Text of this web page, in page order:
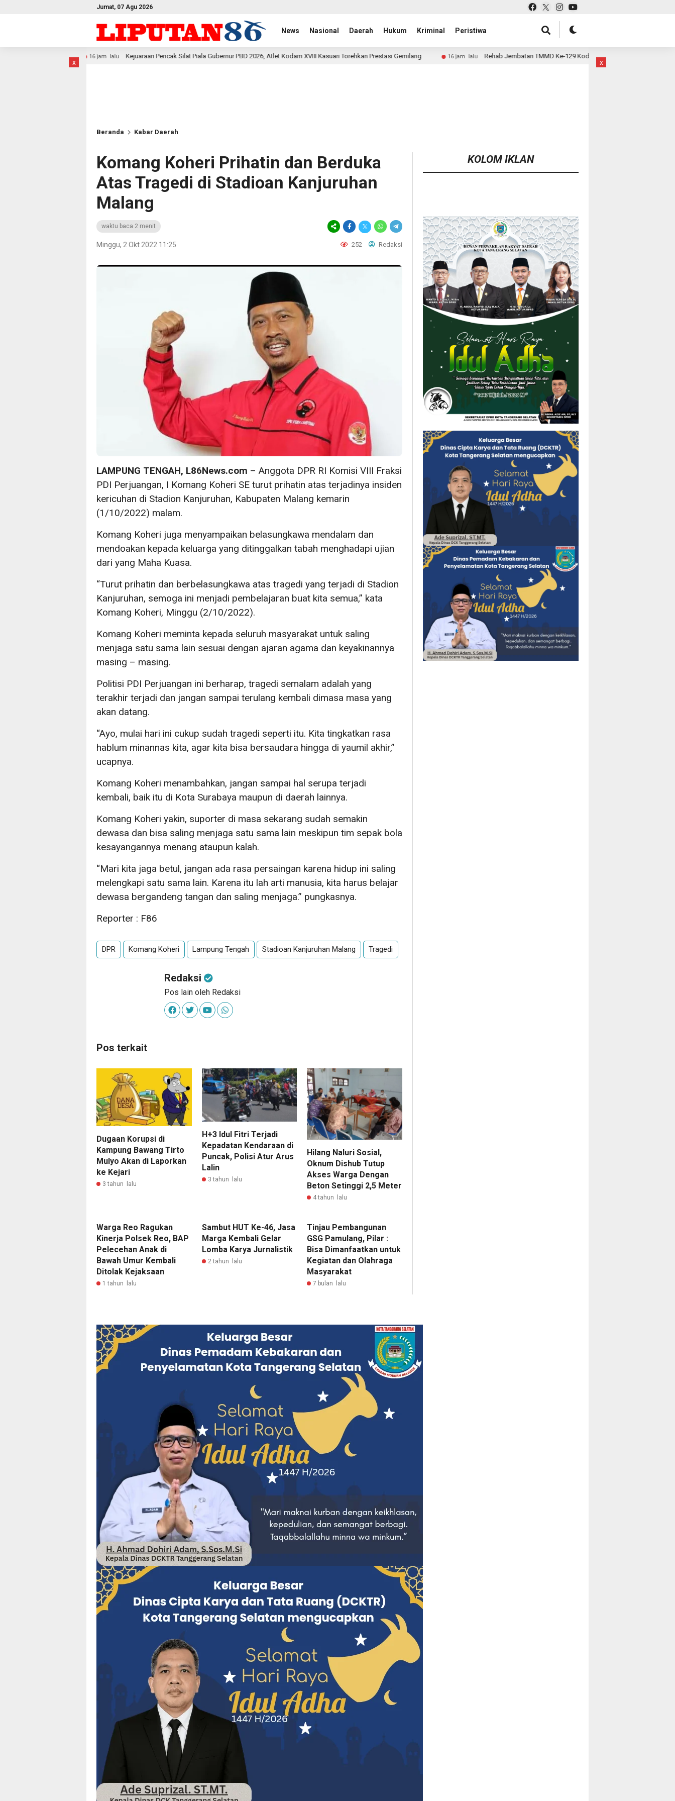
Jumat, 07 Agu 2026
News Nasional Daerah Hukum Kriminal Peristiwa
x
Kejuaraan Pencak Silat Piala Gubernur PBD 2026, Atlet Kodam XVIII Kasuari Torehkan Prestasi Gemilang 16 jam lalu Rehab Jembatan TMMD Ke-129 Kodim 1807/Sorsel Hampir Rampung, Perkuat Akses dan
Beranda Kabar Daerah
Komang Koheri Prihatin dan Berduka
Atas Tragedi di Stadioan Kanjuruhan
Malang
waktu baca 2 menit
Minggu, 2 Okt 2022 11:25 252 Redaksi
LAMPUNG TENGAH, L86News.com – Anggota DPR RI Komisi VIII Fraksi
PDI Perjuangan, I Komang Koheri SE turut prihatin atas terjadinya insiden
kericuhan di Stadion Kanjuruhan, Kabupaten Malang kemarin
(1/10/2022) malam.
Komang Koheri juga menyampaikan belasungkawa mendalam dan
mendoakan kepada keluarga yang ditinggalkan tabah menghadapi ujian
dari yang Maha Kuasa.
“Turut prihatin dan berbelasungkawa atas tragedi yang terjadi di Stadion
Kanjuruhan, semoga ini menjadi pembelajaran buat kita semua,” kata
Komang Koheri, Minggu (2/10/2022).
Komang Koheri meminta kepada seluruh masyarakat untuk saling
menjaga satu sama lain sesuai dengan ajaran agama dan keyakinannya
masing – masing.
Politisi PDI Perjuangan ini berharap, tragedi semalam adalah yang
terakhir terjadi dan jangan sampai terulang kembali dimasa masa yang
akan datang.
“Ayo, mulai hari ini cukup sudah tragedi seperti itu. Kita tingkatkan rasa
hablum minannas kita, agar kita bisa bersaudara hingga di yaumil akhir,”
ucapnya.
Komang Koheri menambahkan, jangan sampai hal serupa terjadi
kembali, baik itu di Kota Surabaya maupun di daerah lainnya.
Komang Koheri yakin, suporter di masa sekarang sudah semakin
dewasa dan bisa saling menjaga satu sama lain meskipun tim sepak bola
kesayangannya menang ataupun kalah.
“Mari kita jaga betul, jangan ada rasa persaingan karena hidup ini saling
melengkapi satu sama lain. Karena itu lah arti manusia, kita harus belajar
dewasa bergandeng tangan dan saling menjaga.” pungkasnya.
Reporter : F86
DPR Komang Koheri Lampung Tengah Stadioan Kanjuruhan Malang Tragedi
Redaksi
Pos lain oleh Redaksi
Pos terkait
Dugaan Korupsi di
Kampung Bawang Tirto
Mulyo Akan di Laporkan
ke Kejari
3 tahun lalu
H+3 Idul Fitri Terjadi
Kepadatan Kendaraan di
Puncak, Polisi Atur Arus
Lalin
3 tahun lalu
Hilang Naluri Sosial,
Oknum Dishub Tutup
Akses Warga Dengan
Beton Setinggi 2,5 Meter
4 tahun lalu
Warga Reo Ragukan
Kinerja Polsek Reo, BAP
Pelecehan Anak di
Bawah Umur Kembali
Ditolak Kejaksaan
1 tahun lalu
Sambut HUT Ke-46, Jasa
Marga Kembali Gelar
Lomba Karya Jurnalistik
2 tahun lalu
Tinjau Pembangunan
GSG Pamulang, Pilar :
Bisa Dimanfaatkan untuk
Kegiatan dan Olahraga
Masyarakat
7 bulan lalu
KOLOM IKLAN
x